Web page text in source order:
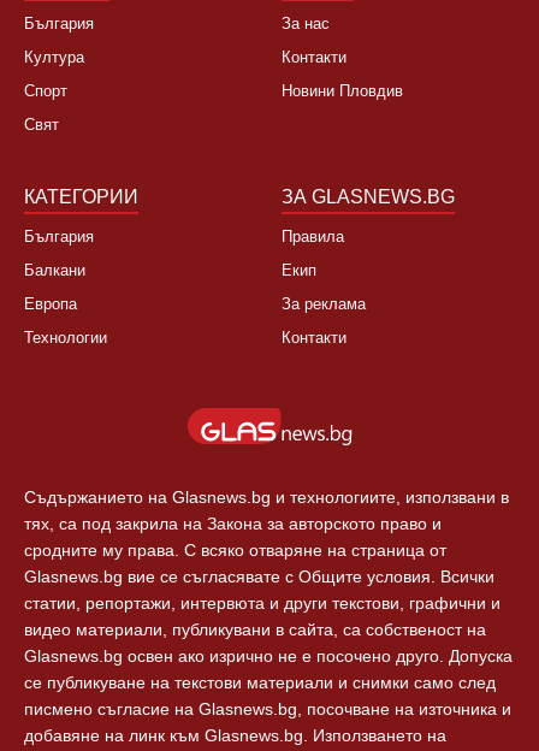
България
Култура
Спорт
Свят
За нас
Контакти
Новини Пловдив
КАТЕГОРИИ
България
Балкани
Европа
Технологии
ЗА GLASNEWS.BG
Правила
Екип
За реклама
Контакти
Съдържанието на Glasnews.bg и технологиите, използвани в
тях, са под закрила на Закона за авторското право и
сродните му права. С всяко отваряне на страница от
Glasnews.bg вие се съгласявате с Общите условия. Всички
статии, репортажи, интервюта и други текстови, графични и
видео материали, публикувани в сайта, са собственост на
Glasnews.bg освен ако изрично не е посочено друго. Допуска
се публикуване на текстови материали и снимки само след
писмено съгласие на Glasnews.bg, посочване на източника и
добавяне на линк към Glasnews.bg. Използването на